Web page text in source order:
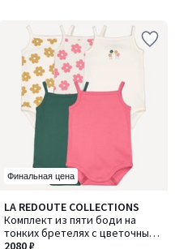
Финальная цена
LA REDOUTE COLLECTIONS
Комплект из пяти боди на
тонких бретелях с цветочным
принтом
2080 ₽
3,7
/ 5